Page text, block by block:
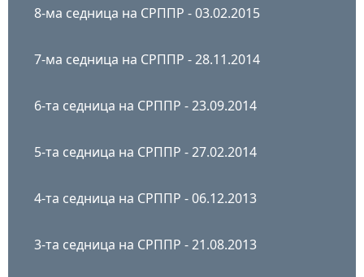
8-ма седница на СРППР - 03.02.2015
7-ма седница на СРППР - 28.11.2014
6-та седница на СРППР - 23.09.2014
5-та седница на СРППР - 27.02.2014
4-та седница на СРППР - 06.12.2013
3-та седница на СРППР - 21.08.2013